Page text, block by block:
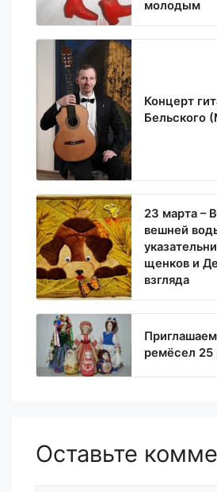
молодым
Концерт
Бельского
23 марта –
вешней
щенков и
взгляда
ремёсел 25
Оставьте